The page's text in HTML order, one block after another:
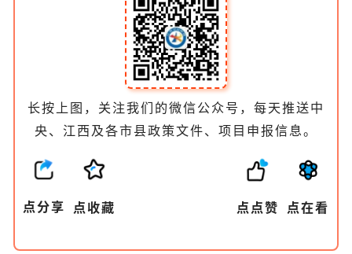
长按 上 图 ， 关 注我们 的微信公众 号 ， 每天推送中
央、江西 及各市县政策文件、 项 目 申报信息。
点分享 点 收藏 点 点赞 点在看